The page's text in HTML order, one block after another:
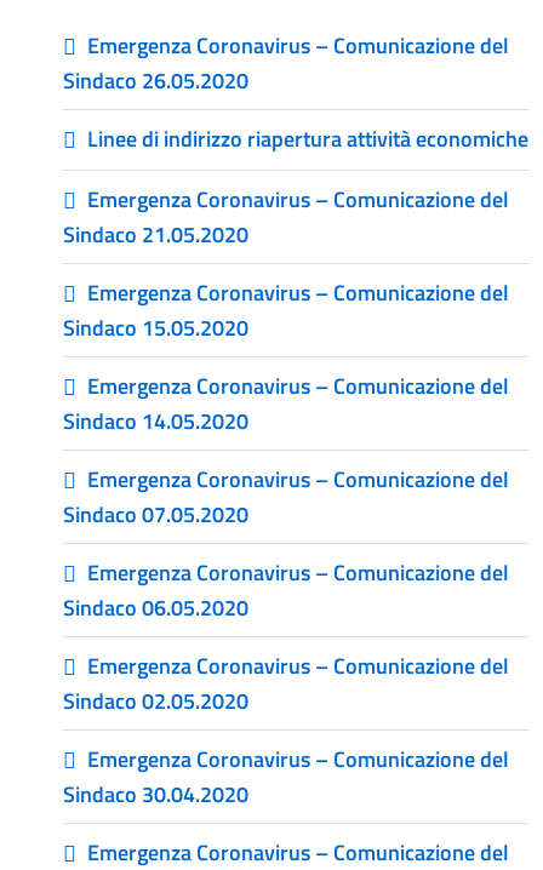
Emergenza Coronavirus – Comunicazione del
Sindaco 26.05.2020
Linee di indirizzo riapertura attività economiche
Emergenza Coronavirus – Comunicazione del
Sindaco 21.05.2020
Emergenza Coronavirus – Comunicazione del
Sindaco 15.05.2020
Emergenza Coronavirus – Comunicazione del
Sindaco 14.05.2020
Emergenza Coronavirus – Comunicazione del
Sindaco 07.05.2020
Emergenza Coronavirus – Comunicazione del
Sindaco 06.05.2020
Emergenza Coronavirus – Comunicazione del
Sindaco 02.05.2020
Emergenza Coronavirus – Comunicazione del
Sindaco 30.04.2020
Emergenza Coronavirus – Comunicazione del